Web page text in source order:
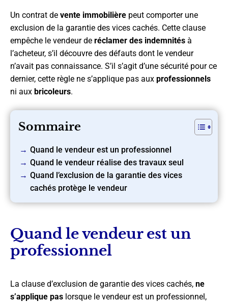
Un contrat de vente immobilière peut comporter une
exclusion de la garantie des vices cachés. Cette clause
empêche le vendeur de réclamer des indemnités à
l’acheteur, s’il découvre des défauts dont le vendeur
n’avait pas connaissance. S’il s’agit d’une sécurité pour ce
dernier, cette règle ne s’applique pas aux professionnels
ni aux bricoleurs.
Sommaire
Quand le vendeur est un professionnel
Quand le vendeur réalise des travaux seul
Quand l’exclusion de la garantie des vices
cachés protège le vendeur
Quand le vendeur est un
professionnel
La clause d’exclusion de garantie des vices cachés, ne
s’applique pas lorsque le vendeur est un professionnel,